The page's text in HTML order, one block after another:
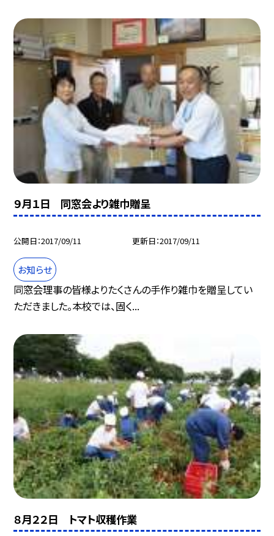
９月１日 同窓会より雑巾贈呈
公開日 2017/09/11 更新日 2017/09/11
お知らせ
同窓会理事の皆様よりたくさんの手作り雑巾を贈呈してい
ただきました。本校では、固く...
８月２２日 トマト収穫作業